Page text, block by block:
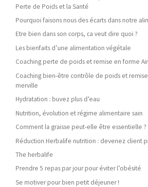
Perte de Poids et la Santé
Pourquoi faisons nous des écarts dans notre
Etre bien dans son corps, ca veut dire quoi ?
Les bienfaits d’une alimentation végétale
Coaching perte de poids et remise en forme
Coaching bien-être contrôle de poids et
merville
Hydratation : buvez plus d’eau
Nutrition, évolution et régime alimentaire sain
Comment la graisse peut-elle être essentielle ?
Réduction Herbalife nutrition : devenez client
The herbalife
Prendre 5 repas par jour pour éviter l’obésité
Se motiver pour bien petit déjeuner !